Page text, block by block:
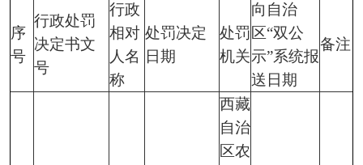
序
号
行政处罚
决定书文
号
行政
相对
人名
称
处罚决定
日期
处罚
机关
向自治
区“双公
示”系统报
送日期
备注
西藏
自治
区农